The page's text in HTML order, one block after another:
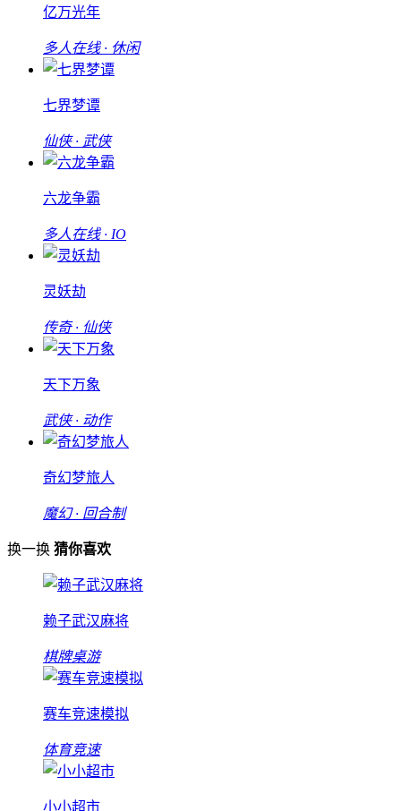
亿万光年
多人在线 · 休闲
七界梦谭
仙侠 · 武侠
六龙争霸
多人在线 · IO
灵妖劫
传奇 · 仙侠
天下万象
武侠 · 动作
奇幻梦旅人
魔幻 · 回合制
换一换 猜你喜欢
赖子武汉麻将
棋牌桌游
赛车竞速模拟
体育竞速
小小超市